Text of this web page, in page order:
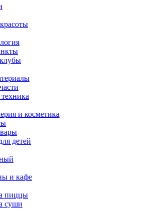
и косметика
детей
и кафе
пиццы
суши